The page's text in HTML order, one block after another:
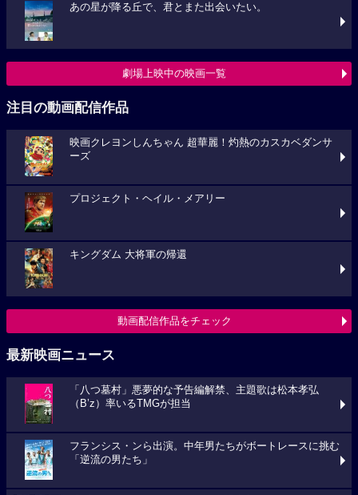
あの星が降る丘で、君とまた出会いたい。
劇場上映中の映画一覧
注目の動画配信作品
映画クレヨンしんちゃん 超華麗！灼熱のカスカベダンサ
ーズ
プロジェクト・ヘイル・メアリー
キングダム 大将軍の帰還
動画配信作品をチェック
最新映画ニュース
「八つ墓村」悪夢的な予告編解禁、主題歌は松本孝弘
（B’z）率いるTMGが担当
フランシス・ンら出演。中年男たちがボートレースに挑む
「逆流の男たち」